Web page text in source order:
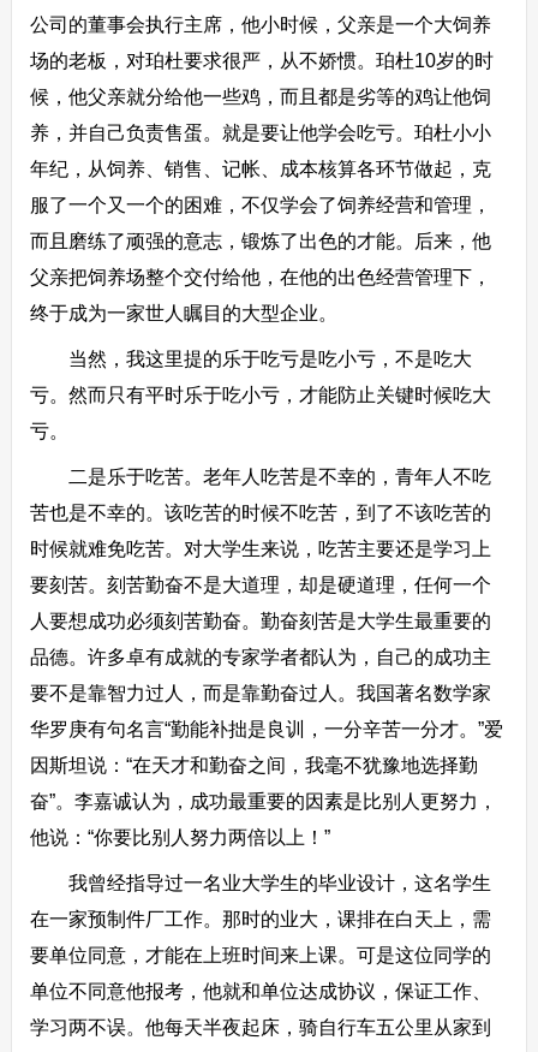
公司的董事会执行主席，他小时候，父亲是一个大饲养
场的老板，对珀杜要求很严，从不娇惯。珀杜10岁的时
候，他父亲就分给他一些鸡，而且都是劣等的鸡让他饲
养，并自己负责售蛋。就是要让他学会吃亏。珀杜小小
年纪，从饲养、销售、记帐、成本核算各环节做起，克
服了一个又一个的困难，不仅学会了饲养经营和管理，
而且磨练了顽强的意志，锻炼了出色的才能。后来，他
父亲把饲养场整个交付给他，在他的出色经营管理下，
终于成为一家世人瞩目的大型企业。
当然，我这里提的乐于吃亏是吃小亏，不是吃大
亏。然而只有平时乐于吃小亏，才能防止关键时候吃大
亏。
二是乐于吃苦。老年人吃苦是不幸的，青年人不吃
苦也是不幸的。该吃苦的时候不吃苦，到了不该吃苦的
时候就难免吃苦。对大学生来说，吃苦主要还是学习上
要刻苦。刻苦勤奋不是大道理，却是硬道理，任何一个
人要想成功必须刻苦勤奋。勤奋刻苦是大学生最重要的
品德。许多卓有成就的专家学者都认为，自己的成功主
要不是靠智力过人，而是靠勤奋过人。我国著名数学家
华罗庚有句名言“勤能补拙是良训，一分辛苦一分才。”爱
因斯坦说：“在天才和勤奋之间，我毫不犹豫地选择勤
奋”。李嘉诚认为，成功最重要的因素是比别人更努力，
他说：“你要比别人努力两倍以上！”
我曾经指导过一名业大学生的毕业设计，这名学生
在一家预制件厂工作。那时的业大，课排在白天上，需
要单位同意，才能在上班时间来上课。可是这位同学的
单位不同意他报考，他就和单位达成协议，保证工作、
学习两不误。他每天半夜起床，骑自行车五公里从家到